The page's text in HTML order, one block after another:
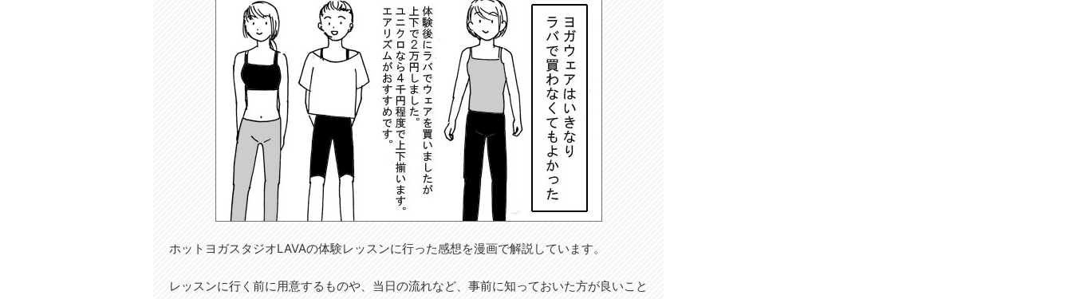
ホットヨガスタジオLAVAの体験レッスンに行った感想を漫画で解説しています。
レッスンに行く前に用意するものや、当日の流れなど、事前に知っておいた方が良いこと